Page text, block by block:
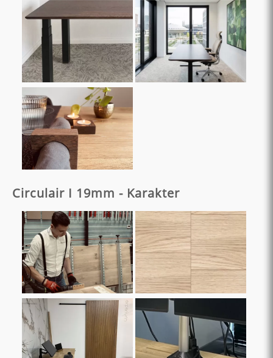
Circulair I 19mm - Karakter